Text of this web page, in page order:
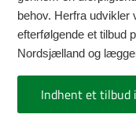
behov. Herfra udvikler
efterfølgende et tilbud
Nordsjælland og
Indhent et tilbud